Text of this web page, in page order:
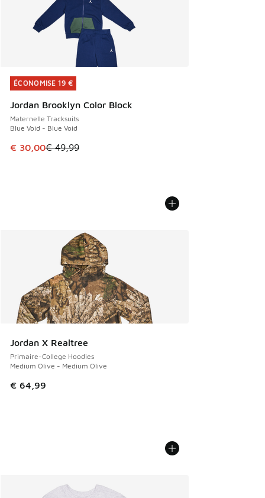
ÉCONOMISE 19 €
Jordan Brooklyn Color Block
Maternelle Tracksuits
Blue Void - Blue Void
Cet article est en promotion. Prix en baisse de € 49,99 à
€ 30,00€ 49,99
ÉCONOMISE 19 €
Jordan X Realtree
Primaire-College Hoodies
Medium Olive - Medium Olive
€ 64,99